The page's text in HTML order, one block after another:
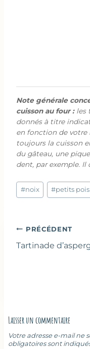
Note générale
cuisson au four :les
donnés à titre
en fonction de votre
toujours la cuisson
du gâteau, une
dent, par exemple. Il
Étiquettes
de
#noix #petits pois
Navigation
de
PRÉCÉDENT
Tartinade
Laisser un commentaire
Votre adresse e-mail ne
obligatoires sont